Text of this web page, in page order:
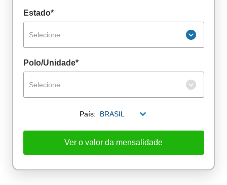
Estado*
Selecione
Polo/Unidade*
Selecione
País: BRASIL
Ver o valor da mensalidade